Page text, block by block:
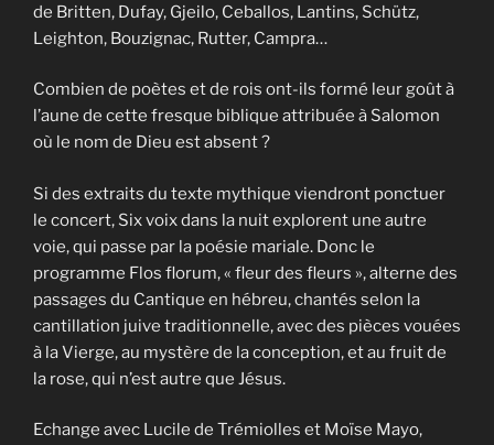
de Britten, Dufay, Gjeilo, Ceballos, Lantins, Schütz,
Leighton, Bouzignac, Rutter, Campra…
Combien de poètes et de rois ont-ils formé leur goût à
l’aune de cette fresque biblique attribuée à Salomon
où le nom de Dieu est absent ?
Si des extraits du texte mythique viendront ponctuer
le concert, Six voix dans la nuit explorent une autre
voie, qui passe par la poésie mariale. Donc le
programme Flos florum, « fleur des fleurs », alterne des
passages du Cantique en hébreu, chantés selon la
cantillation juive traditionnelle, avec des pièces vouées
à la Vierge, au mystère de la conception, et au fruit de
la rose, qui n’est autre que Jésus.
Echange avec Lucile de Trémiolles et Moïse Mayo,